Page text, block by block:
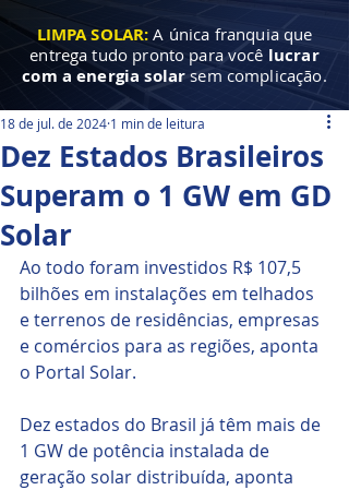
LIMPA SOLAR:A única franquia que
entrega tudo pronto para você lucrar
com a energia solar sem complicação.
Dez Estados Brasileiros
Superam o 1 GW em GD
Solar
18 de jul. de 2024 1 min de leitura
Ao todo foram investidos R$ 107,5
bilhões em instalações em telhados
e terrenos de residências, empresas
e comércios para as regiões, aponta
o Portal Solar.
Dez estados do Brasil já têm mais de
1 GW de potência instalada de
geração solar distribuída, aponta